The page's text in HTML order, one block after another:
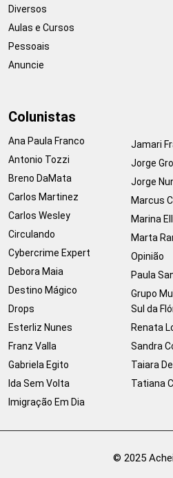
Diversos
Aulas e Cursos
Pessoais
Anuncie
Colunistas
Ana Paula Franco
Antonio Tozzi
Breno DaMata
Carlos Martinez
Carlos Wesley
Circulando
Cybercrime Expert
Debora Maia
Destino Mágico
Drops
Esterliz Nunes
Franz Valla
Gabriela Egito
Ida Sem Volta
Imigração Em Dia
Jamari
Jorge
Jorge
Marcus
Marina
Marta
Opinião
Paula
Grupo
Sul da
Renata
Sandra
Taiara
Tatiana
© 2025